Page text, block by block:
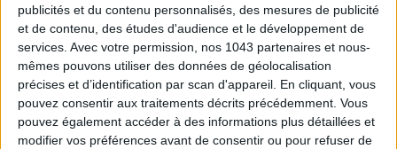
publicités et du contenu personnalisés, des mesures de publicité
et de contenu, des études d'audience et le développement de
services. Avec votre permission, nos 1043 partenaires et nous-
mêmes pouvons utiliser des données de géolocalisation
précises et d’identification par scan d'appareil. En cliquant, vous
pouvez consentir aux traitements décrits précédemment. Vous
pouvez également accéder à des informations plus détaillées et
modifier vos préférences avant de consentir ou pour refuser de